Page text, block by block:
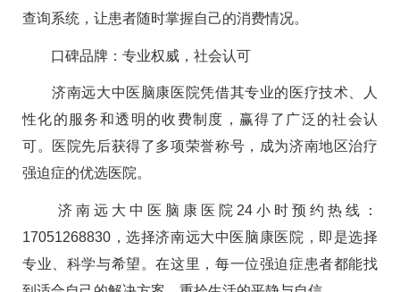
查询系统，让患者随时掌握自己的消费情况。
口碑品牌：专业权威，社会认可
济南远大中医脑康医院凭借其专业的医疗技术、人
性化的服务和透明的收费制度，赢得了广泛的社会认
可。医院先后获得了多项荣誉称号，成为济南地区治疗
强迫症的优选医院。
济南远大中医脑康医院24小时预约热线：
17051268830，选择济南远大中医脑康医院，即是选择
专业、科学与希望。在这里，每一位强迫症患者都能找